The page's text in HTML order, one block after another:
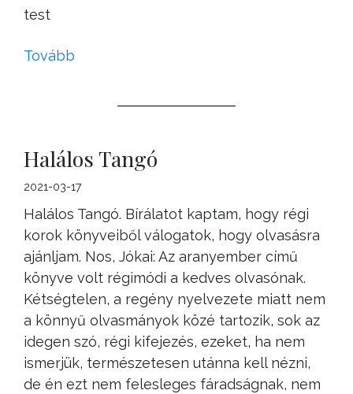
test
Tovább
Halálos Tangó
2021-03-17
Halálos Tangó. Bírálatot kaptam, hogy régi
korok könyveiből válogatok, hogy olvasásra
ajánljam. Nos, Jókai: Az aranyember című
könyve volt régimódi a kedves olvasónak.
Kétségtelen, a regény nyelvezete miatt nem
a könnyű olvasmányok közé tartozik, sok az
idegen szó, régi kifejezés, ezeket, ha nem
ismerjük, természetesen utánna kell nézni,
de én ezt nem felesleges fáradságnak, nem